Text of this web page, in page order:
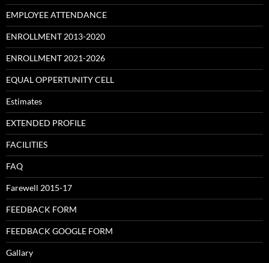
EMPLOYEE ATTENDANCE
ENROLLMENT 2013-2020
ENROLLMENT 2021-2026
EQUAL OPPERTUNITY CELL
Estimates
EXTENDED PROFILE
FACILITIES
FAQ
Farewell 2015-17
FEEDBACK FORM
FEEDBACK GOOGLE FORM
Gallary